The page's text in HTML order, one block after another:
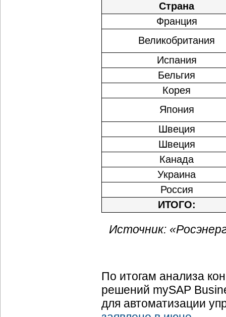
Страна
Франция
Великобритания
Испания
Бельгия
Корея
Япония
Швеция
Швеция
Канада
Украина
Россия
ИТОГО:
Источник:
По итогам анализа
решений mySAP
для автоматизации